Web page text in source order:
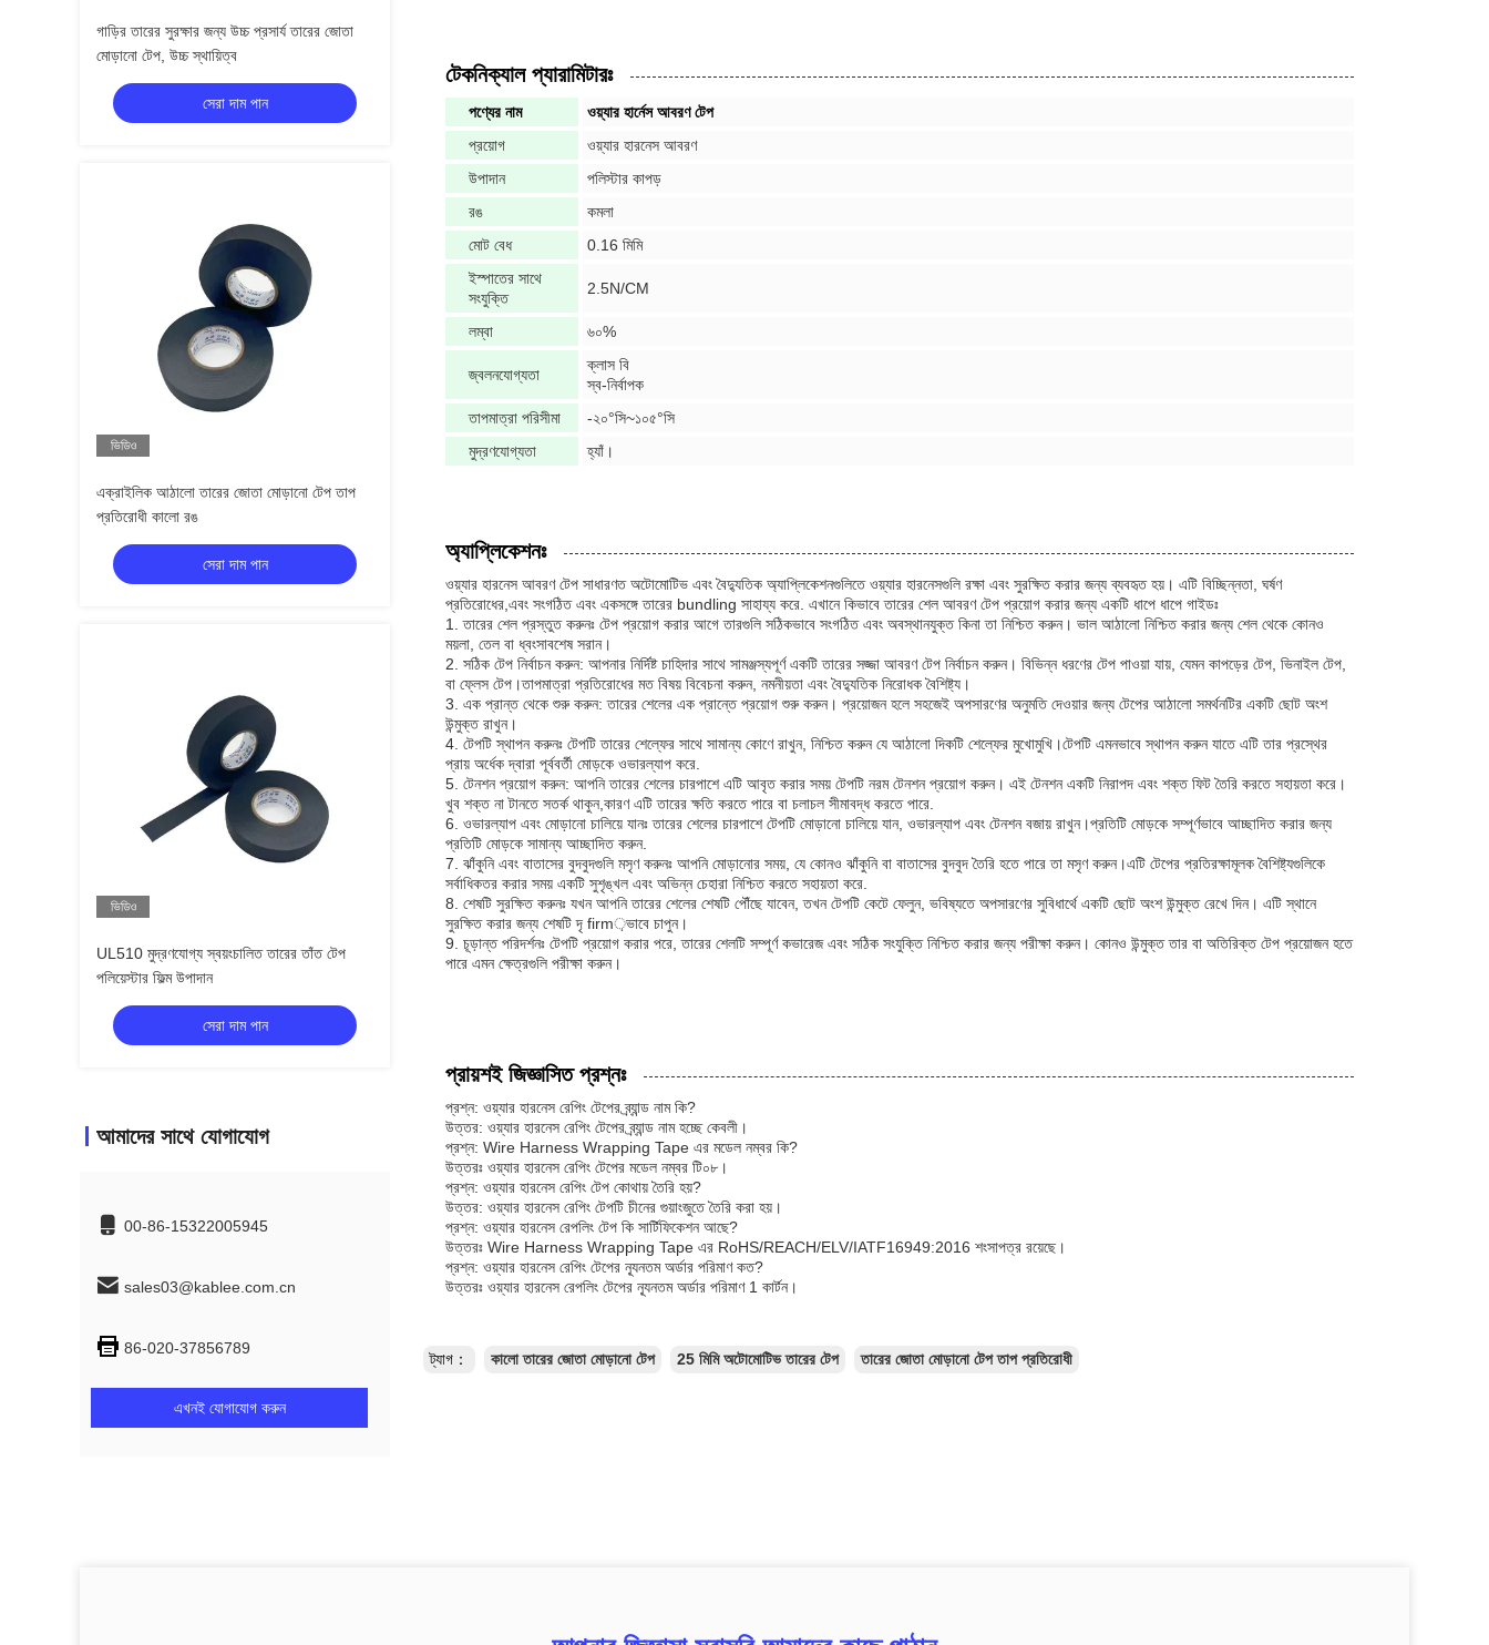
গাড়ির তারের সুরক্ষার জন্য উচ্চ প্রসার্য তারের জোতা
মোড়ানো টেপ, উচ্চ স্থায়িত্ব
সেরা দাম পান
ভিডিও
এক্রাইলিক আঠালো তারের জোতা মোড়ানো টেপ তাপ
প্রতিরোধী কালো রঙ
সেরা দাম পান
ভিডিও
UL510 মুদ্রণযোগ্য স্বয়ংচালিত তারের তাঁত টেপ
পলিয়েস্টার ফিল্ম উপাদান
সেরা দাম পান
আমাদের সাথে যোগাযোগ
00-86-15322005945
sales03@kablee.com.cn
86-020-37856789
এখনই যোগাযোগ করুন
টেকনিক্যাল প্যারামিটারঃ
পণ্যের নাম
ওয়্যার হার্নেস আবরণ টেপ
প্রয়োগ
ওয়্যার হারনেস আবরণ
উপাদান
পলিস্টার কাপড়
রঙ
কমলা
মোট বেধ
0.16 মিমি
ইস্পাতের সাথে
সংযুক্তি
2.5N/CM
লম্বা ৬০%
জ্বলনযোগ্যতা
ক্লাস বি
স্ব-নির্বাপক
তাপমাত্রা পরিসীমা
-২০°সি~১০৫°সি
মুদ্রণযোগ্যতা
হ্যাঁ।
অ্যাপ্লিকেশনঃ
ওয়্যার হারনেস আবরণ টেপ সাধারণত অটোমোটিভ এবং বৈদ্যুতিক অ্যাপ্লিকেশনগুলিতে ওয়্যার হারনেসগুলি রক্ষা এবং সুরক্ষিত করার জন্য ব্যবহৃত হয়। এটি বিচ্ছিন্নতা, ঘর্ষণ
প্রতিরোধের,এবং সংগঠিত এবং একসঙ্গে তারের bundling সাহায্য করে. এখানে কিভাবে তারের শেল আবরণ টেপ প্রয়োগ করার জন্য একটি ধাপে ধাপে গাইডঃ
1. তারের শেল প্রস্তুত করুনঃ টেপ প্রয়োগ করার আগে তারগুলি সঠিকভাবে সংগঠিত এবং অবস্থানযুক্ত কিনা তা নিশ্চিত করুন। ভাল আঠালো নিশ্চিত করার জন্য শেল থেকে কোনও
ময়লা, তেল বা ধ্বংসাবশেষ সরান।
2. সঠিক টেপ নির্বাচন করুন: আপনার নির্দিষ্ট চাহিদার সাথে সামঞ্জস্যপূর্ণ একটি তারের সজ্জা আবরণ টেপ নির্বাচন করুন। বিভিন্ন ধরণের টেপ পাওয়া যায়, যেমন কাপড়ের টেপ, ভিনাইল টেপ,
বা ফ্লেস টেপ।তাপমাত্রা প্রতিরোধের মত বিষয় বিবেচনা করুন, নমনীয়তা এবং বৈদ্যুতিক নিরোধক বৈশিষ্ট্য।
3. এক প্রান্ত থেকে শুরু করুন: তারের শেলের এক প্রান্তে প্রয়োগ শুরু করুন। প্রয়োজন হলে সহজেই অপসারণের অনুমতি দেওয়ার জন্য টেপের আঠালো সমর্থনটির একটি ছোট অংশ
উন্মুক্ত রাখুন।
4. টেপটি স্থাপন করুনঃ টেপটি তারের শেল্ফের সাথে সামান্য কোণে রাখুন, নিশ্চিত করুন যে আঠালো দিকটি শেল্ফের মুখোমুখি।টেপটি এমনভাবে স্থাপন করুন যাতে এটি তার প্রস্থের
প্রায় অর্ধেক দ্বারা পূর্ববর্তী মোড়কে ওভারল্যাপ করে.
5. টেনশন প্রয়োগ করুন: আপনি তারের শেলের চারপাশে এটি আবৃত করার সময় টেপটি নরম টেনশন প্রয়োগ করুন। এই টেনশন একটি নিরাপদ এবং শক্ত ফিট তৈরি করতে সহায়তা করে।
খুব শক্ত না টানতে সতর্ক থাকুন,কারণ এটি তারের ক্ষতি করতে পারে বা চলাচল সীমাবদ্ধ করতে পারে.
6. ওভারল্যাপ এবং মোড়ানো চালিয়ে যানঃ তারের শেলের চারপাশে টেপটি মোড়ানো চালিয়ে যান, ওভারল্যাপ এবং টেনশন বজায় রাখুন।প্রতিটি মোড়কে সম্পূর্ণভাবে আচ্ছাদিত করার জন্য
প্রতিটি মোড়কে সামান্য আচ্ছাদিত করুন.
7. ঝাঁকুনি এবং বাতাসের বুদবুদগুলি মসৃণ করুনঃ আপনি মোড়ানোর সময়, যে কোনও ঝাঁকুনি বা বাতাসের বুদবুদ তৈরি হতে পারে তা মসৃণ করুন।এটি টেপের প্রতিরক্ষামূলক বৈশিষ্ট্যগুলিকে
সর্বাধিকতর করার সময় একটি সুশৃঙ্খল এবং অভিন্ন চেহারা নিশ্চিত করতে সহায়তা করে.
8. শেষটি সুরক্ষিত করুনঃ যখন আপনি তারের শেলের শেষটি পৌঁছে যাবেন, তখন টেপটি কেটে ফেলুন, ভবিষ্যতে অপসারণের সুবিধার্থে একটি ছোট অংশ উন্মুক্ত রেখে দিন। এটি স্থানে
সুরক্ষিত করার জন্য শেষটি দৃ firm়ভাবে চাপুন।
9. চূড়ান্ত পরিদর্শনঃ টেপটি প্রয়োগ করার পরে, তারের শেলটি সম্পূর্ণ কভারেজ এবং সঠিক সংযুক্তি নিশ্চিত করার জন্য পরীক্ষা করুন। কোনও উন্মুক্ত তার বা অতিরিক্ত টেপ প্রয়োজন হতে
পারে এমন ক্ষেত্রগুলি পরীক্ষা করুন।
প্রায়শই জিজ্ঞাসিত প্রশ্নঃ
প্রশ্ন: ওয়্যার হারনেস রেপিং টেপের ব্র্যান্ড নাম কি?
উত্তর: ওয়্যার হারনেস রেপিং টেপের ব্র্যান্ড নাম হচ্ছে কেবলী।
প্রশ্ন: Wire Harness Wrapping Tape এর মডেল নম্বর কি?
উত্তরঃ ওয়্যার হারনেস রেপিং টেপের মডেল নম্বর টি০৮।
প্রশ্ন: ওয়্যার হারনেস রেপিং টেপ কোথায় তৈরি হয়?
উত্তর: ওয়্যার হারনেস রেপিং টেপটি চীনের গুয়াংজুতে তৈরি করা হয়।
প্রশ্ন: ওয়্যার হারনেস রেপলিং টেপ কি সার্টিফিকেশন আছে?
উত্তরঃ Wire Harness Wrapping Tape এর RoHS/REACH/ELV/IATF16949:2016 শংসাপত্র রয়েছে।
প্রশ্ন: ওয়্যার হারনেস রেপিং টেপের ন্যূনতম অর্ডার পরিমাণ কত?
উত্তরঃ ওয়্যার হারনেস রেপলিং টেপের ন্যূনতম অর্ডার পরিমাণ 1 কার্টন।
ট্যাগ： কালো তারের জোতা মোড়ানো টেপ 25 মিমি অটোমোটিভ তারের টেপ তারের জোতা মোড়ানো টেপ তাপ প্রতিরোধী